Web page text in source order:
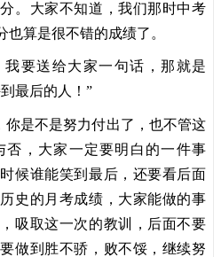
。大家不知道，我们那时中考
也算是很不错的成绩了。
要送给大家一句话，那就是
最后的人！”
是不是努力付出了，也不管这
否，大家一定要明白的一件事
候谁能笑到最后，还要看后面
史的月考成绩，大家能做的事
吸取这一次的教训，后面不要
做到胜不骄，败不馁，继续努